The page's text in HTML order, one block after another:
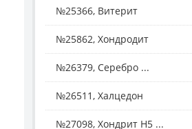
№25366, Витерит
№25862, Хондродит
№26379, Серебро ...
№26511, Халцедон
№27098, Хондрит H5 ...